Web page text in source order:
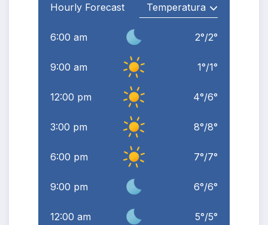
Hourly Forecast
6:00 am 2°/2°
9:00 am 1°/1°
12:00 pm 4°/6°
3:00 pm 8°/8°
6:00 pm 7°/7°
9:00 pm 6°/6°
12:00 am 5°/5°